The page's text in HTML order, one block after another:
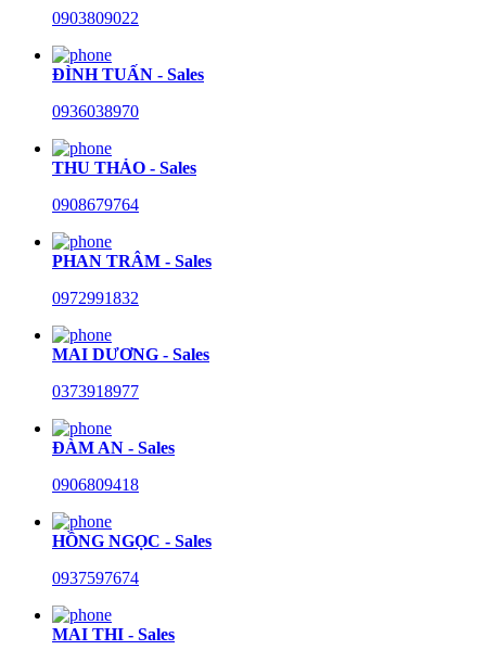
0903809022
ĐÌNH TUẤN - Sales
0936038970
THU THẢO - Sales
0908679764
PHAN TRÂM - Sales
0972991832
MAI DƯƠNG - Sales
0373918977
ĐÀM AN - Sales
0906809418
HỒNG NGỌC - Sales
0937597674
MAI THI - Sales